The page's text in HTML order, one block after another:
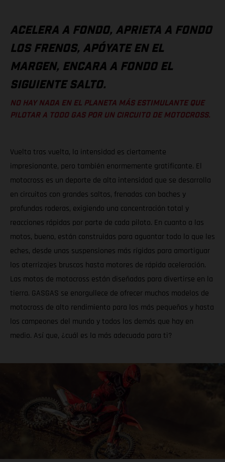
ACELERA A FONDO, APRIETA A FONDO
LOS FRENOS, APÓYATE EN EL
MARGEN, ENCARA A FONDO EL
SIGUIENTE SALTO.
NO HAY NADA EN EL PLANETA MÁS ESTIMULANTE QUE
PILOTAR A TODO GAS POR UN CIRCUITO DE MOTOCROSS.
Vuelta tras vuelta, la intensidad es ciertamente
impresionante, pero también enormemente gratificante. El
motocross es un deporte de alta intensidad que se desarrolla
en circuitos con grandes saltos, frenadas con baches y
profundas roderas, exigiendo una concentración total y
reacciones rápidas por parte de cada piloto. En cuanto a las
motos, bueno, están construidas para aguantar todo lo que les
eches, desde unas suspensiones más rígidas para amortiguar
los aterrizajes bruscos hasta motores de rápida aceleración.
Las motos de motocross están diseñadas para divertirse en la
tierra. GASGAS se enorgullece de ofrecer muchos modelos de
motocross de alto rendimiento para los más pequeños y hasta
los campeones del mundo y todos los demás que hay en
medio. Así que, ¿cuál es la más adecuada para ti?